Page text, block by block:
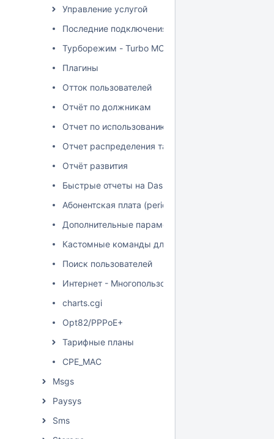
Управление услугой
Последние подключения
Турборежим - Turbo MODE
Плагины
Отток пользователей
Отчёт по должникам
Отчет по использованию пулов адресов
Отчет распределения тарифных планов
Отчёт развития
Быстрые отчеты на Dashboard
Абонентская плата (periodic) модуля Internet+
Дополнительные параметры модуля Internet+
Кастомные команды для шейпера
Поиск пользователей
Интернет - Многопользовательские операции
charts.cgi
Opt82/PPPoE+
Тарифные планы
CPE_MAC
Msgs
Paysys
Sms